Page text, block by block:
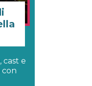
cast e
con